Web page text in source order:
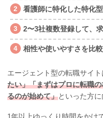
看護師に特化した特化
2〜3社複数登録して、
相性や使いやすさを比
エージェント型の転職サイト
たい」「まずはプロに転職
るのが始めて」といった方に
1年以上ゆっくり時間をかけ